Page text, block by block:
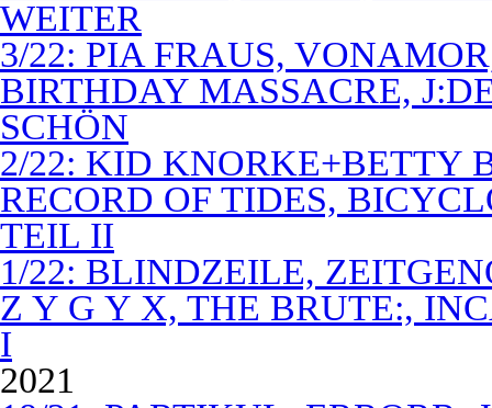
WEITER
3/22: PIA FRAUS,
BIRTHDAY MASSACRE,
SCHÖN
2/22: KID KNORKE+BETTY
RECORD OF TIDES,
TEIL II
1/22: BLINDZEILE,
Z Y G Y X, THE BRUTE:,
I
2021